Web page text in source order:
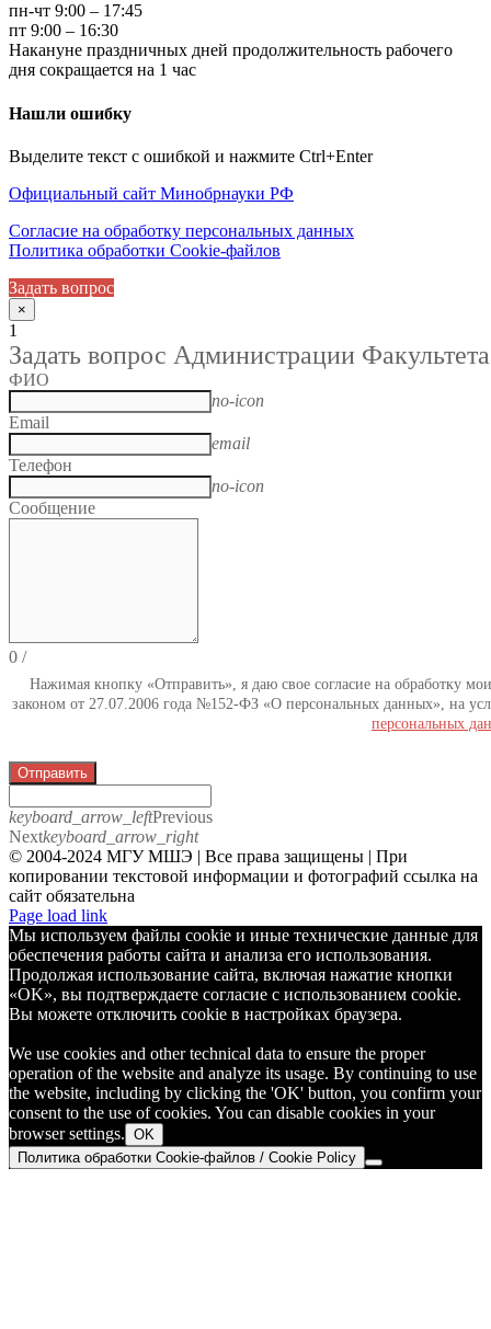
пн-чт 9:00 – 17:45
пт 9:00 – 16:30
Накануне праздничных дней продолжительность рабочего
дня сокращается на 1 час
Нашли ошибку
Выделите текст с ошибкой и нажмите Ctrl+Enter
Официальный сайт Минобрнауки РФ
Согласие на обработку персональных данных
Политика обработки Cookie-файлов
Задать вопрос
×
1
Задать вопрос Администрации Факультета
ФИО
no-icon
Email
email
Телефон
no-icon
Сообщение
0 /
Нажимая кнопку «Отправить», я даю свое согласие на обработку
законом от 27.07.2006 года №152-ФЗ «О персональных данных», на
персональных
Отправить
keyboard_arrow_leftPrevious
Nextkeyboard_arrow_right
© 2004-2024 МГУ МШЭ | Все права защищены | При
копировании текстовой информации и фотографий ссылка на
сайт обязательна
Telegram
Page load link
Мы используем файлы cookie и иные технические данные для
обеспечения работы сайта и анализа его использования.
Продолжая использование сайта, включая нажатие кнопки
«OK», вы подтверждаете согласие с использованием cookie.
Вы можете отключить cookie в настройках браузера.
We use cookies and other technical data to ensure the proper
operation of the website and analyze its usage. By continuing to use
the website, including by clicking the 'OK' button, you confirm your
consent to the use of cookies. You can disable cookies in your
browser settings. OK
Политика обработки Cookie-файлов / Cookie Policy